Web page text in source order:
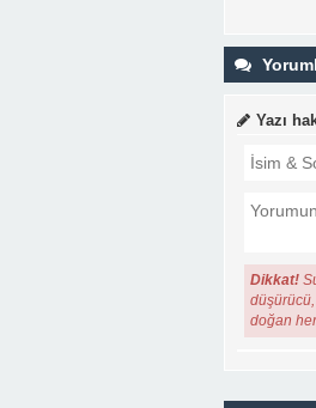
Yazı
Dikkat!
doğan